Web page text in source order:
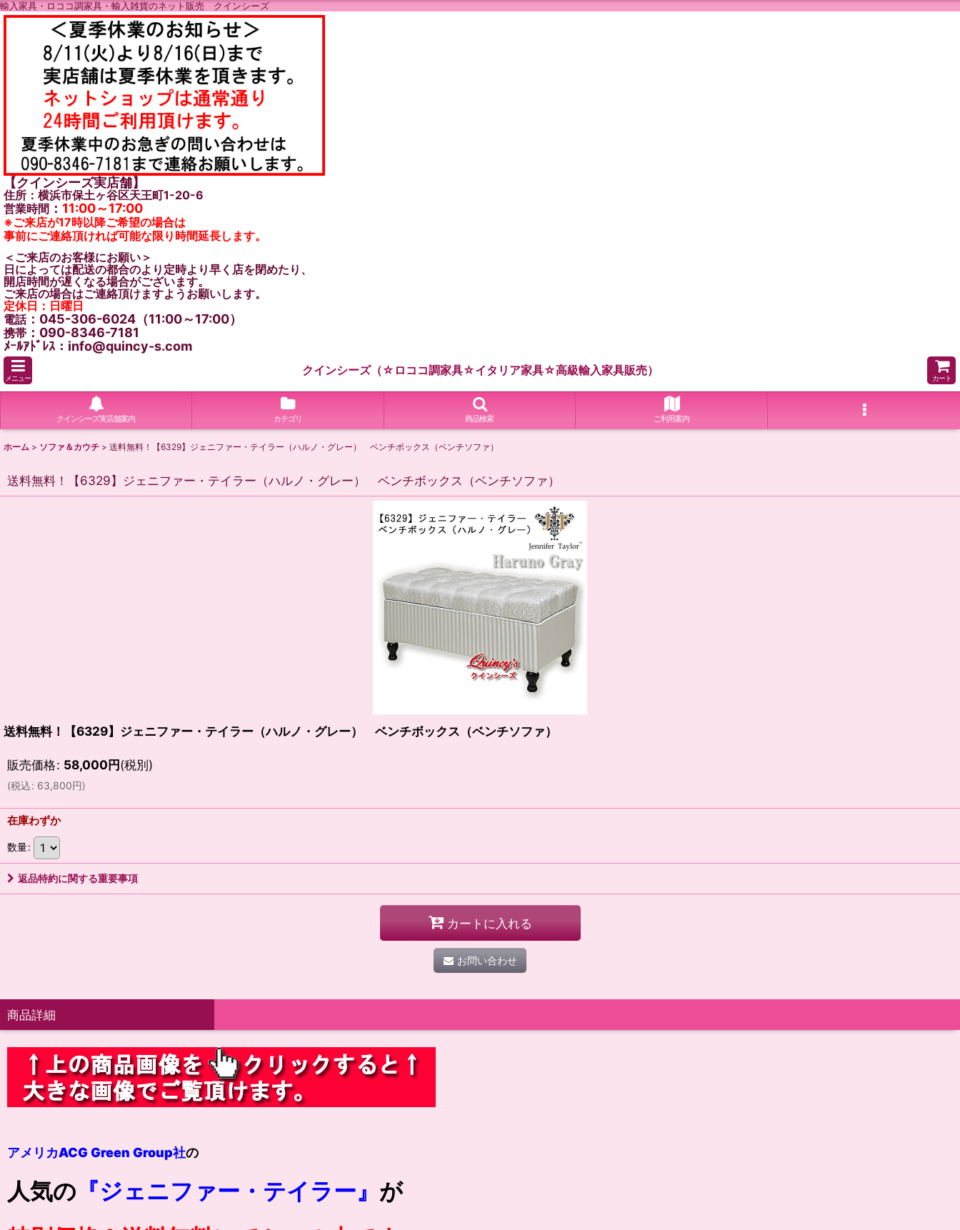
輸入家具・ロココ調家具・輸入雑貨のネット販売 クインシーズ
【クインシーズ実店舗】
住所：横浜市保土ヶ谷区天王町1-20-6
営業時間 ： 11:00～17:00
※ご来店が17時以降ご希望の場合は
事前にご連絡頂ければ可能な限り時間延長します。
＜ご来店のお客様にお願い＞
日によっては配送の都合のより定時より早く店を閉めたり、
開店時間が遅くなる場合がございます。
ご来店の場合はご連絡頂けますようお願いします。
定休日：日曜日
電話：045-306-6024（11:00～17:00）
携帯 ：090-8346-7181
ﾒｰﾙｱﾄﾞﾚｽ：info@quincy-s.com
メニュー
クインシーズ（☆ロココ調家具☆イタリア家具☆高級輸入家具販売）
カート
クインシーズ実店舗案内 カテゴリ 商品検索 ご利用案内
ホーム > ソファ＆カウチ > 送料無料！【6329】ジェニファー・テイラー（ハルノ・グレー） ベンチボックス（ベンチソファ）
送料無料！【6329】ジェニファー・テイラー（ハルノ・グレー） ベンチボックス（ベンチソファ）
送料無料！【6329】ジェニファー・テイラー（ハルノ・グレー） ベンチボックス（ベンチソファ）
販売価格: 58,000円(税別)
(税込: 63,800円)
在庫わずか
数量:
返品特約に関する重要事項
カートに入れる
お問い合わせ
商品詳細
アメリカACG Green Group社の
人気の 『ジェニファー・テイラー』 が